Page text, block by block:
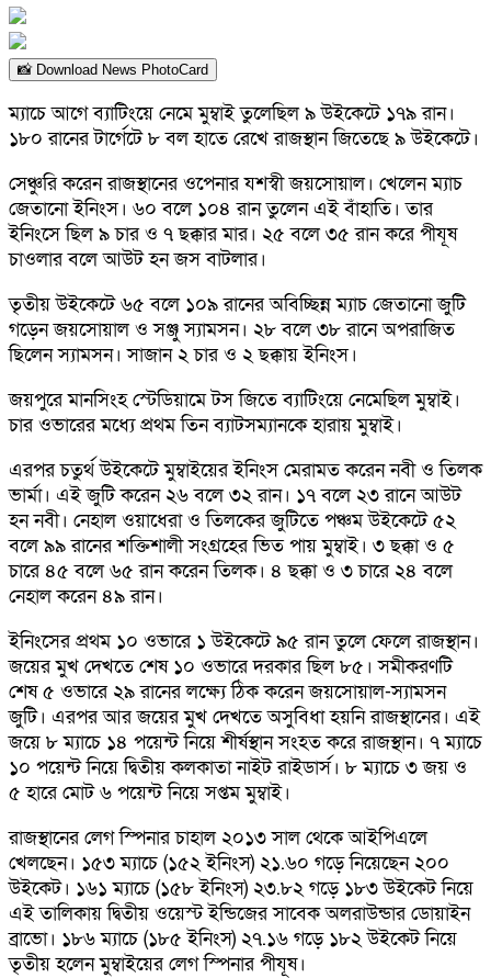
📸 Download News PhotoCard
ম্যাচে আগে ব্যাটিংয়ে নেমে মুম্বাই তুলেছিল ৯ উইকেটে ১৭৯ রান।
১৮০ রানের টার্গেটে ৮ বল হাতে রেখে রাজস্থান জিতেছে ৯ উইকেটে।
সেঞ্চুরি করেন রাজস্থানের ওপেনার যশস্বী জয়সোয়াল। খেলেন ম্যাচ
জেতানো ইনিংস। ৬০ বলে ১০৪ রান তুলেন এই বাঁহাতি। তার
ইনিংসে ছিল ৯ চার ও ৭ ছক্কার মার। ২৫ বলে ৩৫ রান করে পীযূষ
চাওলার বলে আউট হন জস বাটলার।
তৃতীয় উইকেটে ৬৫ বলে ১০৯ রানের অবিচ্ছিন্ন ম্যাচ জেতানো জুটি
গড়েন জয়সোয়াল ও সঞ্জু স্যামসন। ২৮ বলে ৩৮ রানে অপরাজিত
ছিলেন স্যামসন। সাজান ২ চার ও ২ ছক্কায় ইনিংস।
জয়পুরে মানসিংহ স্টেডিয়ামে টস জিতে ব্যাটিংয়ে নেমেছিল মুম্বাই।
চার ওভারের মধ্যে প্রথম তিন ব্যাটসম্যানকে হারায় মুম্বাই।
এরপর চতুর্থ উইকেটে মুম্বাইয়ের ইনিংস মেরামত করেন নবী ও তিলক
ভার্মা। এই জুটি করেন ২৬ বলে ৩২ রান। ১৭ বলে ২৩ রানে আউট
হন নবী। নেহাল ওয়াধেরা ও তিলকের জুটিতে পঞ্চম উইকেটে ৫২
বলে ৯৯ রানের শক্তিশালী সংগ্রহের ভিত পায় মুম্বাই। ৩ ছক্কা ও ৫
চারে ৪৫ বলে ৬৫ রান করেন তিলক। ৪ ছক্কা ও ৩ চারে ২৪ বলে
নেহাল করেন ৪৯ রান।
ইনিংসের প্রথম ১০ ওভারে ১ উইকেটে ৯৫ রান তুলে ফেলে রাজস্থান।
জয়ের মুখ দেখতে শেষ ১০ ওভারে দরকার ছিল ৮৫। সমীকরণটি
শেষ ৫ ওভারে ২৯ রানের লক্ষ্যে ঠিক করেন জয়সোয়াল-স্যামসন
জুটি। এরপর আর জয়ের মুখ দেখতে অসুবিধা হয়নি রাজস্থানের। এই
জয়ে ৮ ম্যাচে ১৪ পয়েন্ট নিয়ে শীর্ষস্থান সংহত করে রাজস্থান। ৭ ম্যাচে
১০ পয়েন্ট নিয়ে দ্বিতীয় কলকাতা নাইট রাইডার্স। ৮ ম্যাচে ৩ জয় ও
৫ হারে মোট ৬ পয়েন্ট নিয়ে সপ্তম মুম্বাই।
রাজস্থানের লেগ স্পিনার চাহাল ২০১৩ সাল থেকে আইপিএলে
খেলছেন। ১৫৩ ম্যাচে (১৫২ ইনিংস) ২১.৬০ গড়ে নিয়েছেন ২০০
উইকেট। ১৬১ ম্যাচে (১৫৮ ইনিংস) ২৩.৮২ গড়ে ১৮৩ উইকেট নিয়ে
এই তালিকায় দ্বিতীয় ওয়েস্ট ইন্ডিজের সাবেক অলরাউন্ডার ডোয়াইন
ব্রাভো। ১৮৬ ম্যাচে (১৮৫ ইনিংস) ২৭.১৬ গড়ে ১৮২ উইকেট নিয়ে
তৃতীয় হলেন মুম্বাইয়ের লেগ স্পিনার পীযূষ।